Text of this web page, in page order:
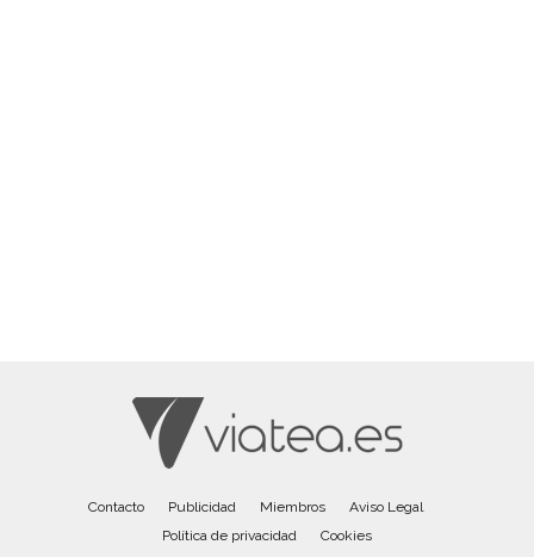
Contacto Publicidad Miembros
Aviso Legal
Política de privacidad
Cookies